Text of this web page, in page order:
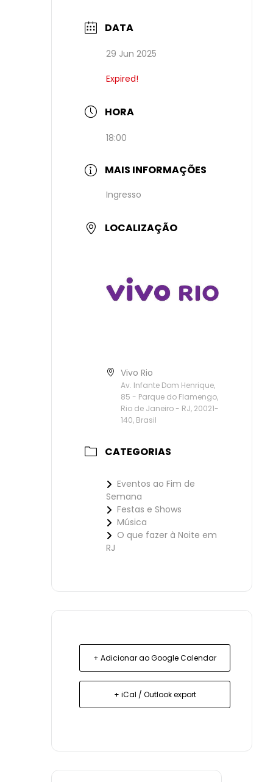
DATA
29 Jun 2025
Expired!
HORA
18:00
MAIS INFORMAÇÕES
Ingresso
LOCALIZAÇÃO
Vivo Rio
Av. Infante Dom Henrique,
85 - Parque do Flamengo,
Rio de Janeiro - RJ, 20021-
140, Brasil
CATEGORIAS
Eventos ao Fim de
Semana
Festas e Shows
Música
O que fazer à Noite em
RJ
+ Adicionar ao Google Calendar
+ iCal / Outlook export